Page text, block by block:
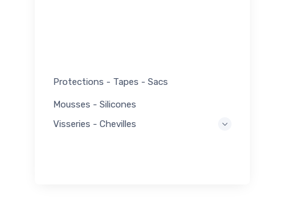
Protections - Tapes - Sacs
Mousses - Silicones
Visseries - Chevilles